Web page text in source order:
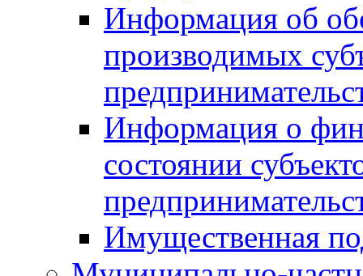
Информация об
производимых
Информация о
состоянии
Имущественная